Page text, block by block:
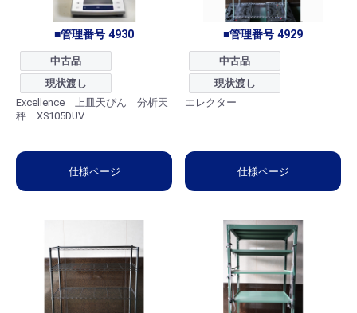
■管理番号 4930
中古品
現状渡し
Excellence 上皿天びん 分析天
秤 XS105DUV
仕様ページ
■管理番号 4929
中古品
現状渡し
エレクター
仕様ページ